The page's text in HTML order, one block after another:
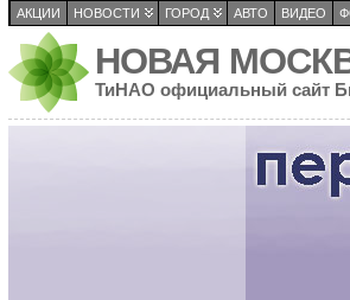
АКЦИИ НОВОСТИ ГОРОД АВТО ВИДЕО
НОВАЯ
ТиНАО официальный сайт